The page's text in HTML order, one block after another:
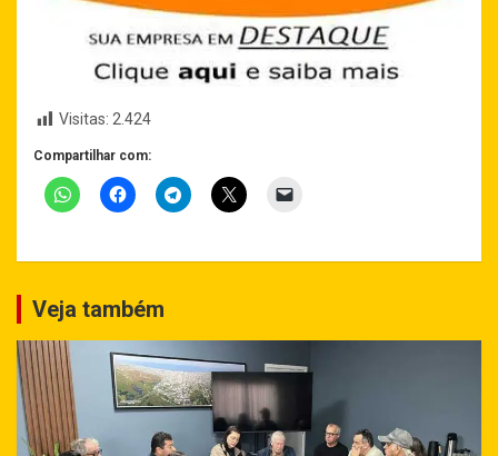
Visitas: 2.424
Compartilhar com:
Veja também